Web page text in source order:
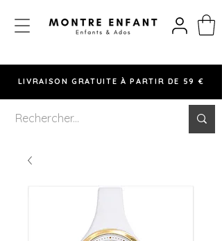
LIVRAISON GRATUITE À PARTIR DE 59 €